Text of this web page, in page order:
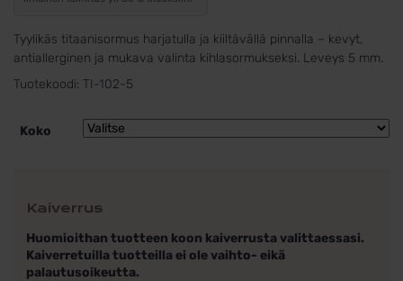
Tyylikäs titaanisormus harjatulla ja kiiltävällä pinnalla – kevyt,
antiallerginen ja mukava valinta kihlasormukseksi. Leveys 5 mm.
Tuotekoodi: TI-102-5
Koko
Kaiverrus
Huomioithan tuotteen koon kaiverrusta valittaessasi.
Kaiverretuilla tuotteilla ei ole vaihto- eikä
palautusoikeutta.